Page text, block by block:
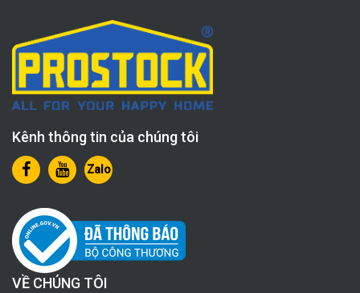
Kênh thông tin của chúng tôi
Zalo
VỀ CHÚNG TÔI